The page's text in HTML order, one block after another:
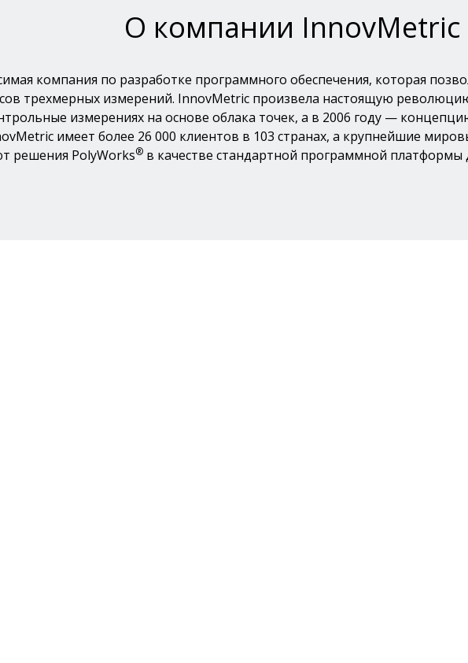
О компании InnovMetric
компания по разработке программного обеспечения, которая
трехмерных измерений. InnovMetric произвела настоящую
измерениях на основе облака точек, а в 2006 году —
имеет более 26 000 клиентов в 103 странах, а крупнейшие
решения PolyWorks® в качестве стандартной программной